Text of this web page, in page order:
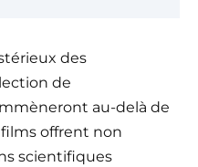
des
de
au-delà de
films offrent non
scientifiques